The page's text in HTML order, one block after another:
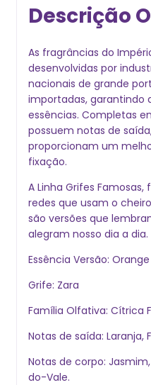
Descrição
As fragrâncias do
desenvolvidas por
nacionais de grande
importadas, garantindo
essências. Completas
possuem notas de
proporcionam um
fixação.
A Linha Grifes
redes que usam o
são versões que
alegram nosso dia a dia.
Essência Versão:
Grife: Zara
Família Olfativa: Cítrica
Notas de saída: Laranja,
Notas de corpo:
do-Vale.